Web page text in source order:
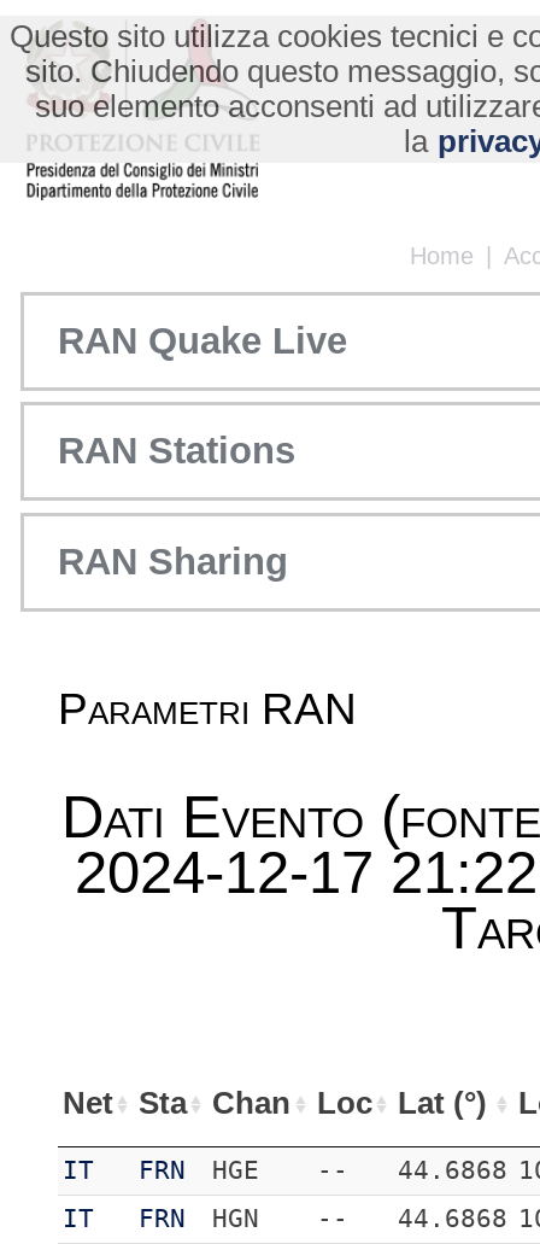
Home |
Questo sito utilizza cookies tecnici e
sito. Chiudendo questo messaggio,
suo elemento acconsenti ad
la
RAN Quake Live
RAN Stations
RAN Sharing
Parametri RAN
Dati Evento
2024-12-17
Net Sta Chan Loc Lat (°)
IT FRN HGE -- 44.6868
IT
FRN HGN -- 44.6868